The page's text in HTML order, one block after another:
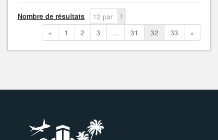
Nombre de résultats
12 par
page
« 1 2 3 ... 31 32 33 »